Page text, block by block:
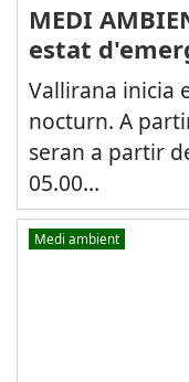
MEDI
estat
Vallirana inicia
nocturn. A
seran a partir
05.00...
Medi ambient